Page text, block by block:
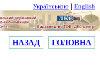
Українською English
НАЗАД ГОЛОВНА